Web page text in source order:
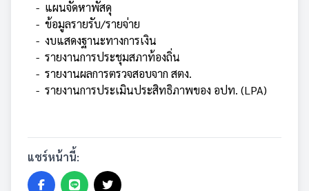
- แผนจัดหาพัสดุ
- ข้อมูลรายรับ/รายจ่าย
- งบแสดงฐานะทางการเงิน
- รายงานการประชุมสภาท้องถิ่น
- รายงานผลการตรวจสอบจาก สตง.
- รายงานการประเมินประสิทธิภาพของ อปท. (LPA)
แชร์หน้านี้: